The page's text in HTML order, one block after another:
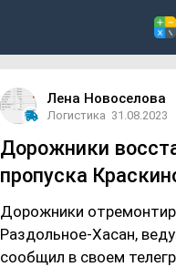
Лена Новоселова
Логистика 31.08.2023
Дорожники
пропуска
Дорожники
Раздольное-Хасан,
сообщил в своем